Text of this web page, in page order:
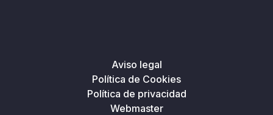
Aviso legal
Política de Cookies
Política de privacidad
Webmaster